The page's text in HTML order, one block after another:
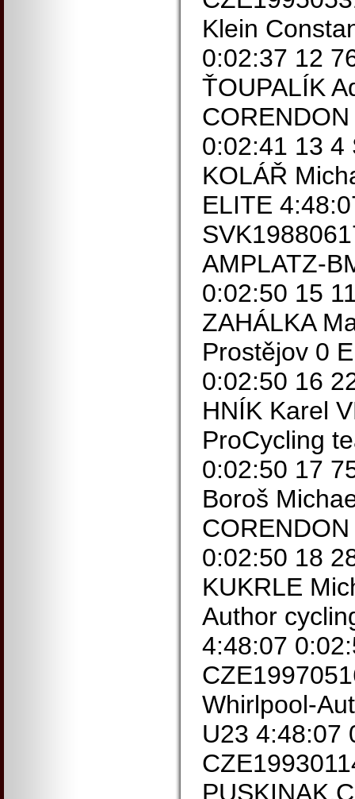
Klein
0:02:37 12
ŤOUPALÍK
0:02:41 13 4
KOLÁŘ
ELITE
AMPLATZ-
0:02:50 15
ZAHÁLKA
Prostějov 0
0:02:50 16
HNÍK Karel
ProCycling
0:02:50 17
Boroš
0:02:50 18
KUKRLE
Author
4:48:07
Whirlpool-
U23 4:48:07